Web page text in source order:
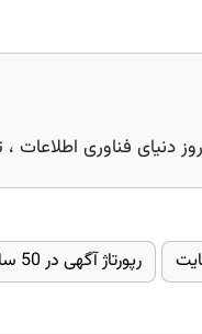
دنیای فناوری اطلاعات
رپورتاژ آگهی در 50 سایت گروه دوم